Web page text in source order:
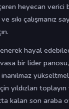
heyecan verici
sıkı çalışmanız
hayal
bir lider
yıldızları
kalan son araba